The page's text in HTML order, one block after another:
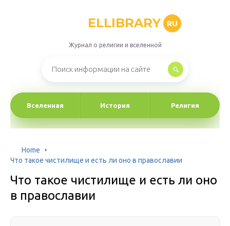
ELLIBRARY RU
Журнал о религии и вселенной
Вселенная История Религия
Home
Что такое чистилище и есть ли оно в православии
Что такое чистилище и есть ли оно
в православии